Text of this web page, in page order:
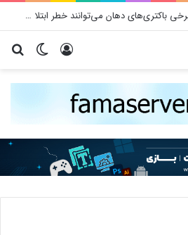
کشف جدید دانشمندان: برخی باکتری‌های دهان می‌توانند خطر ابتلا به آلزایمر را افزایش دهند
تغییر ورود